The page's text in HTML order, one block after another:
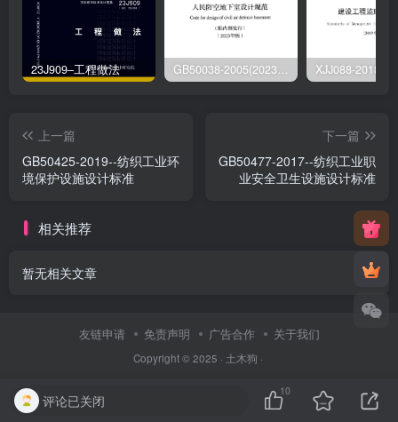
23J909–工程做法 GB50038-2005(2023版)–人民防空地下室设计规范
上一篇
GB50425-2019--纺织工业环
境保护设施设计标准
下一篇
GB50477-2017--纺织工业职
业安全卫生设施设计标准
相关推荐
暂无相关文章
友链申请 免责声明 广告合作 关于我们
Copyright © 2025 · 土木狗 ·
评论已关闭
10